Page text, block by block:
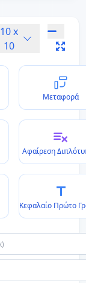
10x
10
Μεταφορά
Αφαίρεση
Κεφαλαίο Πρώτο